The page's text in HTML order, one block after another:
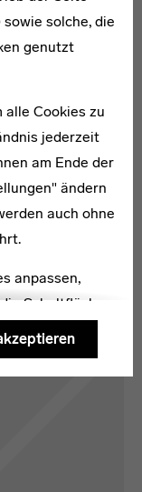
solche, die
genutzt
alle Cookies zu
jederzeit
am Ende der
ändern
auch ohne
anpassen,
Schaltfläche
der
bereits knapp
Vorort
als wichtiges
[KS]